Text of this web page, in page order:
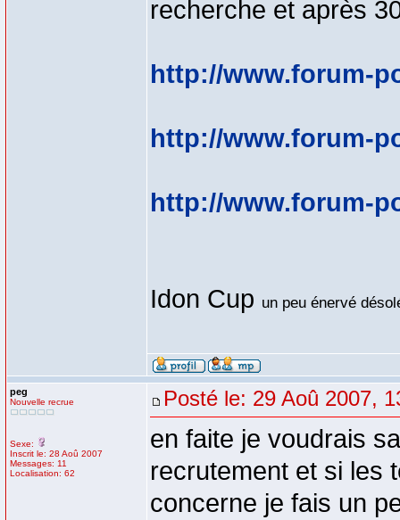
recherche et après
http://www.forum-
http://www.forum-
http://www.forum-
Idon Cup un peu énervé
peg
Nouvelle recrue
Sexe:
Inscrit le: 28 Aoû 2007
Messages: 11
Localisation: 62
Posté le: 29 Aoû 2007,
en faite je voudrais
recrutement et si les
concerne je fais un